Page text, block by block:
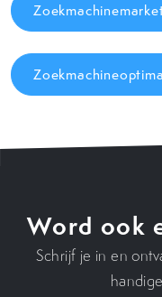
Word ook
Schrijf je in en